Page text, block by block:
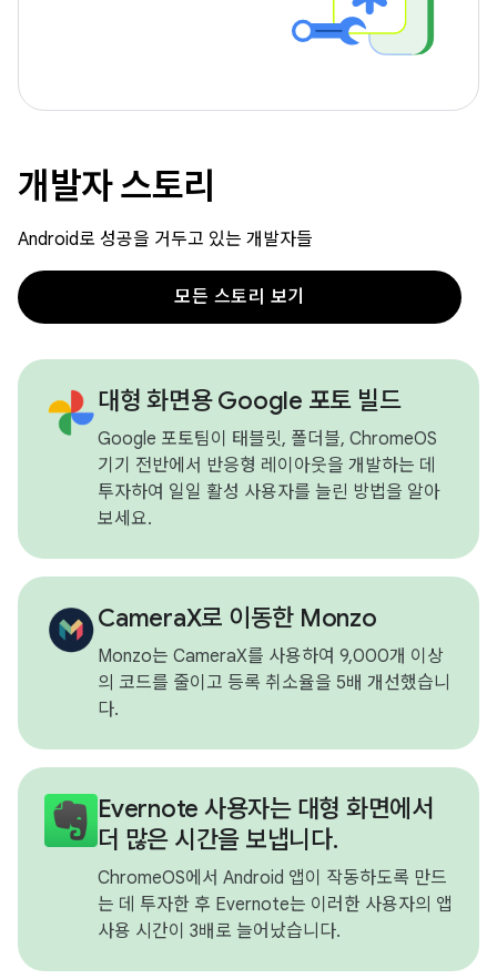
개발자 스토리
Android로 성공을 거두고 있는 개발자들
모든 스토리 보기
대형 화면용 Google 포토 빌드
Google 포토팀이 태블릿, 폴더블, ChromeOS
기기 전반에서 반응형 레이아웃을 개발하는 데
투자하여 일일 활성 사용자를 늘린 방법을 알아
보세요.
CameraX로 이동한 Monzo
Monzo는 CameraX를 사용하여 9,000개 이상
의 코드를 줄이고 등록 취소율을 5배 개선했습니
다.
Evernote 사용자는 대형 화면에서
더 많은 시간을 보냅니다.
ChromeOS에서 Android 앱이 작동하도록 만드
는 데 투자한 후 Evernote는 이러한 사용자의 앱
사용 시간이 3배로 늘어났습니다.